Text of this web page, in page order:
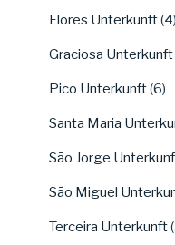
Flores Unterkunft(4)
Graciosa Unterkunft
Pico Unterkunft(6)
Santa Maria
São Jorge
São Miguel
Terceira Unterkunft